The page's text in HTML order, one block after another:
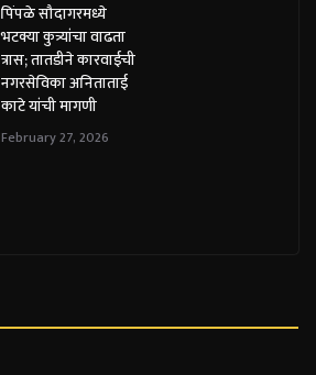
पिंपळे सौदागरमध्ये
भटक्या कुत्र्यांचा वाढता
त्रास; तातडीने कारवाईची
नगरसेविका अनिताताई
काटे यांची मागणी
February 27, 2026